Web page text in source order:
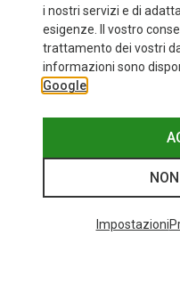
+12
ONE SIZE
I più cercati
i nostri servizi e di
esigenze. Il vostro
trattamento dei vostri
informazioni sono
Google
Impostazioni